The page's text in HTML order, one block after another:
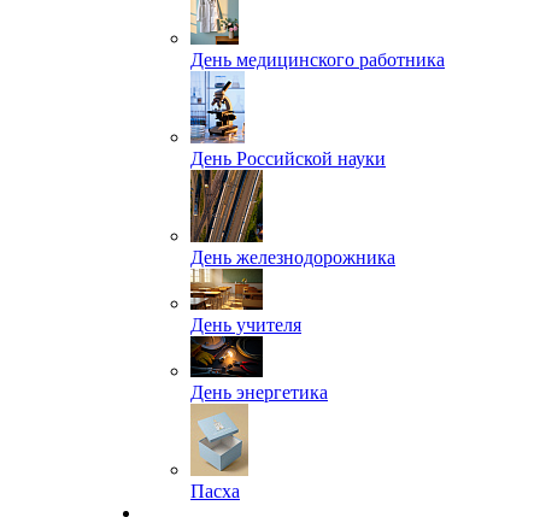
День медицинского работника
День Российской науки
День железнодорожника
День учителя
День энергетика
Пасха